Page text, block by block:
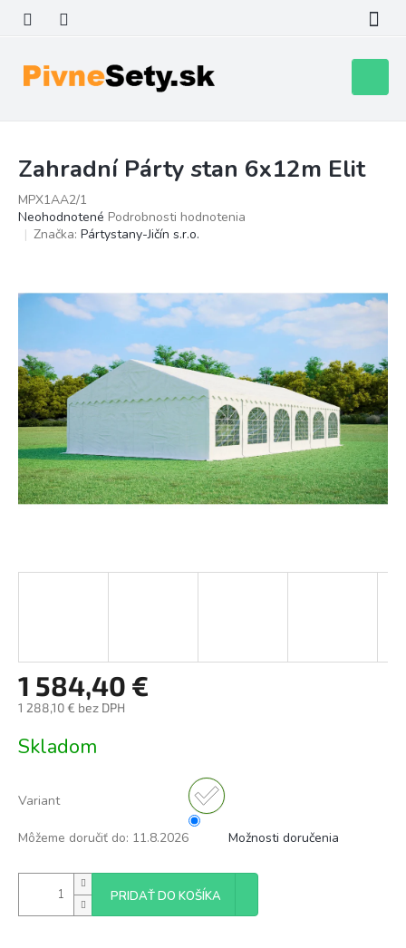
obsah
košík
Zahradní Párty stan 6x12m Elit
MPX1AA2/1
Priemerné
hodnotenie
z
Neohodnotené Podrobnosti hodnotenia
Značka: Pártystany-Jičín s.r.o.
1 584,40 €
1 288,10 € bez DPH
cena:
Skladom
Variant
Môžeme doručiť do: 11.8.2026 Možnosti doručenia
PRIDAŤ DO KOŠÍKA